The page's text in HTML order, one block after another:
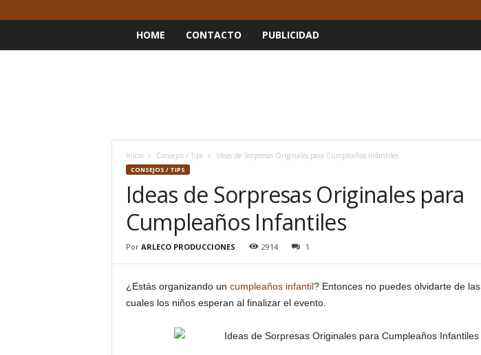
HOME CONTACTO PUBLICIDAD
Inicio Consejos / Tips Ideas de Sorpresas Originales para Cumpleaños Infantiles
CONSEJOS / TIPS
Ideas de Sorpresas Originales para
Cumpleaños Infantiles
Por ARLECO PRODUCCIONES 2914 1
¿Estás organizando un cumpleaños infantil? Entonces no puedes olvidarte de las
cuales los niños esperan al finalizar el evento.